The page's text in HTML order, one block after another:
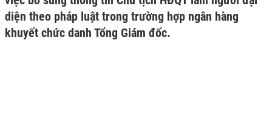
diện theo pháp luật trong trường hợp ngân hàng
khuyết chức danh Tổng Giám đốc.